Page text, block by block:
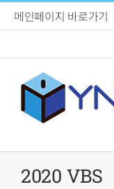
메인페이지 바로가기
2020 VBS